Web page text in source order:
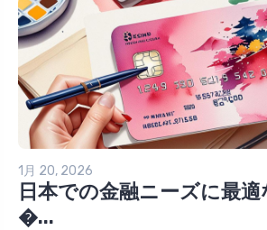
1月 20, 2026
日本での金融ニーズに最
�...